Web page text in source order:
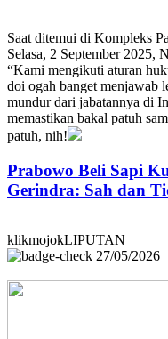
Saat ditemui di Kompleks
Selasa, 2 September 2025,
“Kami mengikuti aturan
doi ogah banget menjawab
mundur dari jabatannya di
memastikan bakal patuh
patuh, nih!
Prabowo Beli Sapi
Gerindra: Sah dan
klikmojokLIPUTAN
27/05/2026